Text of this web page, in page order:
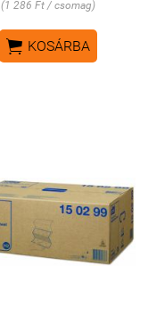
(1 286 Ft / csomag)
 KOSÁRBA